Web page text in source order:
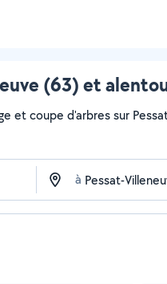
(63) et
et coupe d'arbres sur
à